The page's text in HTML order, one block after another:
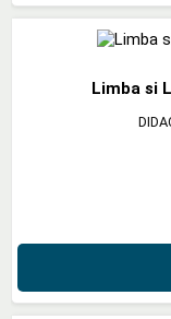
Limba si